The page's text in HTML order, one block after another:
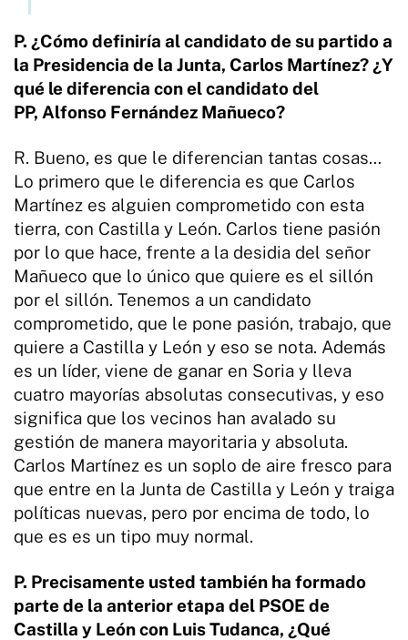
P. ¿Cómo definiría al candidato de su partido a
la Presidencia de la Junta, Carlos Martínez? ¿Y
qué le diferencia con el candidato del
PP, Alfonso Fernández Mañueco?
R. Bueno, es que le diferencian tantas cosas…
Lo primero que le diferencia es que Carlos
Martínez es alguien comprometido con esta
tierra, con Castilla y León. Carlos tiene pasión
por lo que hace, frente a la desidia del señor
Mañueco que lo único que quiere es el sillón
por el sillón. Tenemos a un candidato
comprometido, que le pone pasión, trabajo, que
quiere a Castilla y León y eso se nota. Además
es un líder, viene de ganar en Soria y lleva
cuatro mayorías absolutas consecutivas, y eso
significa que los vecinos han avalado su
gestión de manera mayoritaria y absoluta.
Carlos Martínez es un soplo de aire fresco para
que entre en la Junta de Castilla y León y traiga
políticas nuevas, pero por encima de todo, lo
que es es un tipo muy normal.
P. Precisamente usted también ha formado
parte de la anterior etapa del PSOE de
Castilla y León con Luis Tudanca, ¿Qué